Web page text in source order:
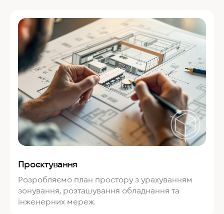
Проєктування
Розробляємо план простору з урахуванням
зонування, розташування обладнання та
інженерних мереж.